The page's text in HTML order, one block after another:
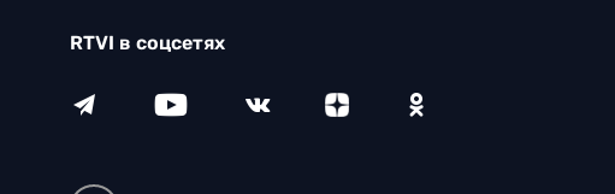
RTVI в соцсетях